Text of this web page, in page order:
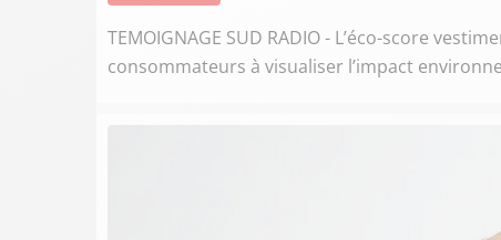
TEMOIGNAGE SUD RADIO - L’éco-score
consommateurs à visualiser l’impact